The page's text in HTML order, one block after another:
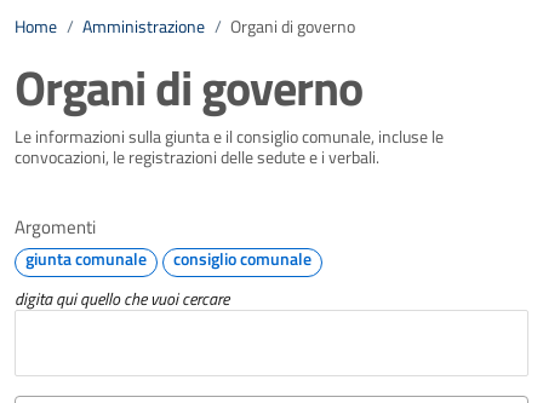
Home / Amministrazione / Organi di governo
Organi di governo
Le informazioni sulla giunta e il consiglio comunale, incluse le
convocazioni, le registrazioni delle sedute e i verbali.
Argomenti
giunta comunale consiglio comunale
digita qui quello che vuoi cercare